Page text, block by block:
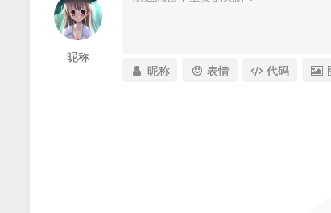
昵称
昵称 表情 代码